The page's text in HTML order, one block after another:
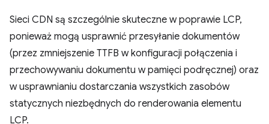
Sieci CDN są szczególnie skuteczne w poprawie LCP,
ponieważ mogą usprawnić przesyłanie dokumentów
(przez zmniejszenie TTFB w konfiguracji połączenia i
przechowywaniu dokumentu w pamięci podręcznej) oraz
w usprawnianiu dostarczania wszystkich zasobów
statycznych niezbędnych do renderowania elementu
LCP.